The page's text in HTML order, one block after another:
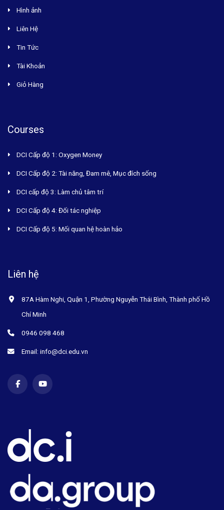
Hình ảnh
Liên Hệ
Tin Tức
Tài Khoản
Giỏ Hàng
Courses
DCI Cấp độ 1: Oxygen Money
DCI Cấp độ 2: Tài năng, Đam mê, Mục đích sống
DCI cấp độ 3: Làm chủ tâm trí
DCI Cấp độ 4: Đối tác nghiệp
DCI Cấp độ 5: Mối quan hệ hoàn hảo
Liên hệ
87A Hàm Nghi, Quận 1, Phường Nguyễn Thái Bình, Thành phố Hồ
Chí Minh
0946 098 468
Email: info@dci.edu.vn